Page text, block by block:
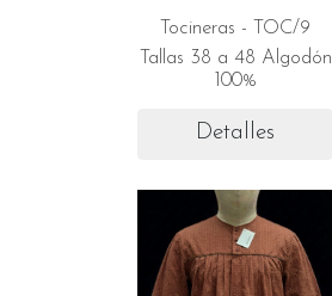
Tocineras - TOC/9
Tallas 38 a 48 Algodón
100%
Detalles